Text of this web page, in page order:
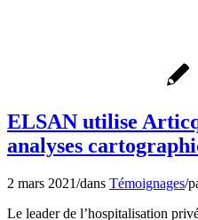
ELSAN utilise
analyses
2 mars 2021/dans Témoignages/
Le leader de l’hospitalisation